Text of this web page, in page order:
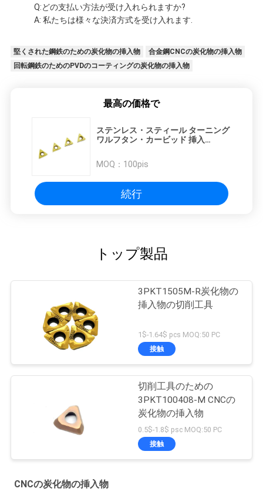
Q:どの支払い方法が受け入れられますか?
A: 私たちは様々な決済方式を受け入れます.
堅くされた鋼鉄のための炭化物の挿入物
合金鋼CNCの炭化物の挿入物
回転鋼鉄のためのPVDのコーティングの炭化物の挿入物
最高の価格で
ステンレス・スティール ターニング
ワルフタン・カービッド 挿入
MOQ： 100pis
続行
トップ製品
3PKT1505M-R炭化物の
挿入物の切削工具
1$-1.64$ pcs MOQ:50 PC
接触
切削工具のための
3PKT100408-M CNCの
炭化物の挿入物
0.5$-1.8$ psc MOQ:50 PC
接触
CNCの炭化物の挿入物